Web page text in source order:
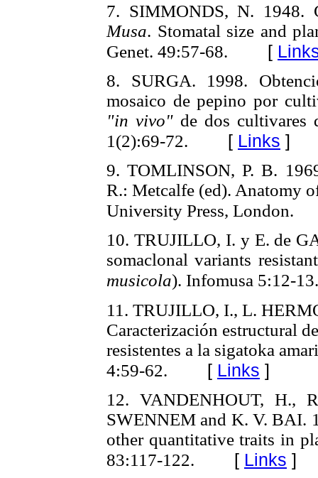
7. SIMMONDS, N. 1948.
Musa. Stomatal size and
Genet. 49:57-68. [
8. SURGA. 1998.
mosaico de pepino por
"in vivo" de dos cultivares
1(2):69-72. [ Links ]
9. TOMLINSON, P. B.
R.: Metcalfe (ed). Anatomy
University Press, London.
10. TRUJILLO, I. y E. de
somaclonal variants
musicola). Infomusa 5:12-13.
11. TRUJILLO, I., L.
Caracterización estructural
resistentes a la sigatoka
4:59-62. [ Links ]
12. VANDENHOUT, H.,
SWENNEM and K. V. BAI.
other quantitative traits in
83:117-122. [ Links ]